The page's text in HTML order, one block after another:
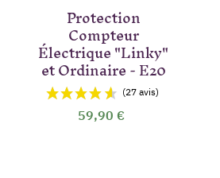
(3 avis)
Protection
Compteur
Électrique "Linky"
et Ordinaire - E20
59,90 €